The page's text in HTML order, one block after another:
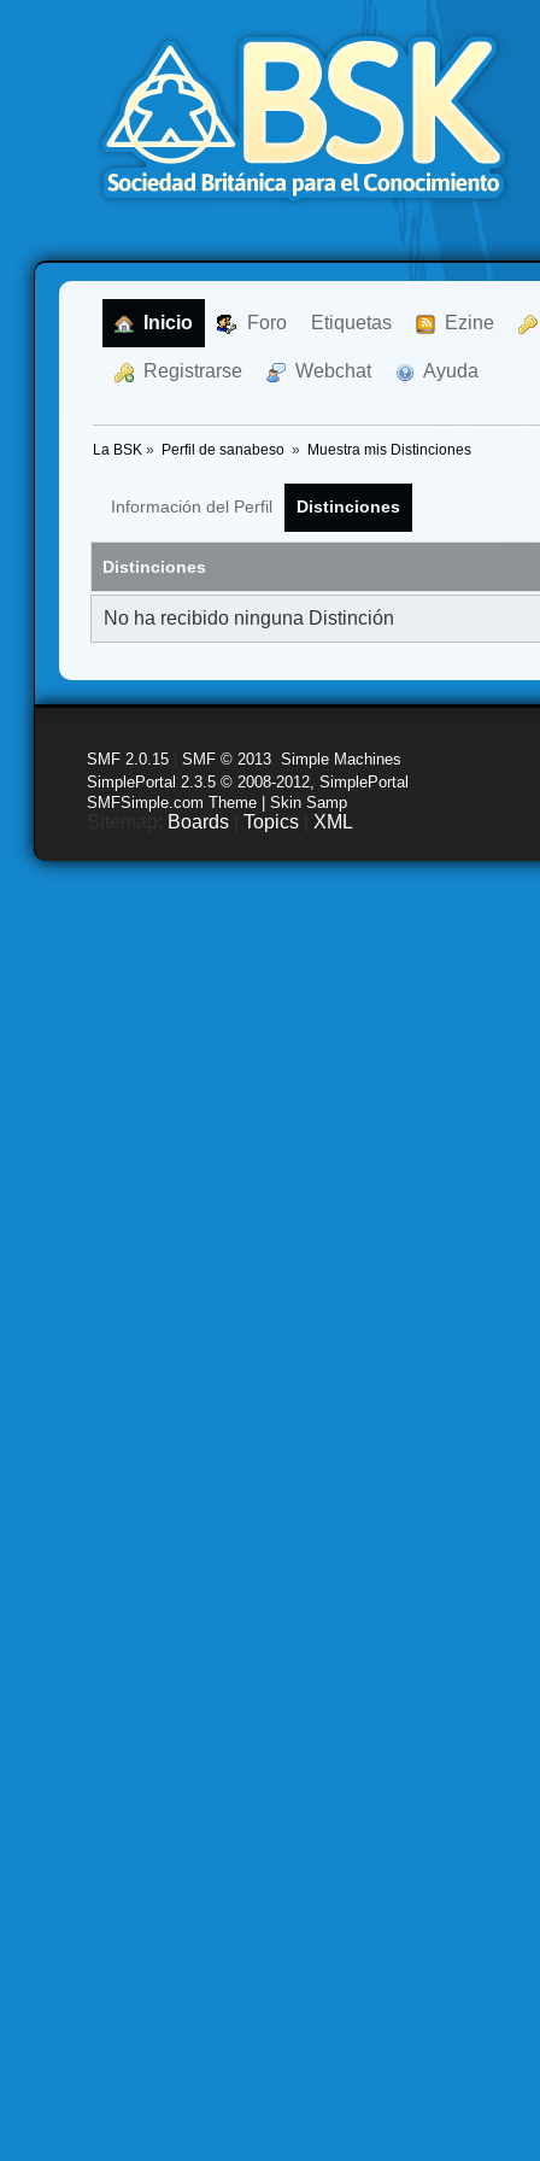
Inicio Foro Etiquetas Ezine
Registrarse Webchat Ayuda
La BSK » Perfil de sanabeso » Muestra mis Distinciones
Información del Perfil Distinciones
Distinciones
No ha recibido ninguna Distinción
SMF 2.0.15 SMF © 2013 Simple Machines
SimplePortal 2.3.5 © 2008-2012, SimplePortal
SMFSimple.com Theme | Skin Samp
Boards Topics XML